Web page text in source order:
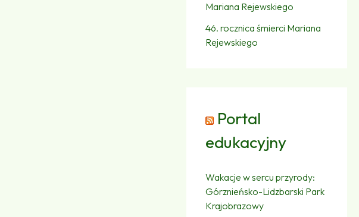
Mariana Rejewskiego
46. rocznica śmierci Mariana
Rejewskiego
Portal
edukacyjny
Wakacje w sercu przyrody:
Górznieńsko-Lidzbarski Park
Krajobrazowy